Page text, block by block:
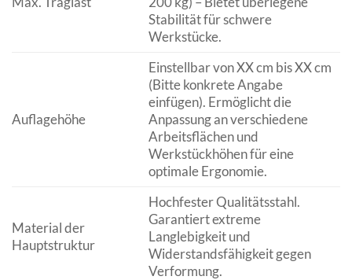
Stabilität für schwere
Werkstücke.
Auflagehöhe
Einstellbar von XX cm bis XX cm
(Bitte konkrete Angabe
einfügen). Ermöglicht die
Anpassung an verschiedene
Arbeitsflächen und
Werkstückhöhen für eine
optimale Ergonomie.
Material der
Hauptstruktur
Hochfester Qualitätsstahl.
Garantiert extreme
Langlebigkeit und
Widerstandsfähigkeit gegen
Verformung.